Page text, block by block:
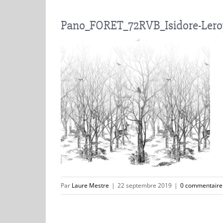
Pano_FORET_72RVB_Isidore-
Par Laure Mestre | 22 septembre 2019 | 0 commentaire